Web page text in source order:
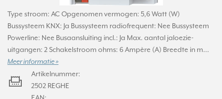
Type stroom: AC Opgenomen vermogen: 5,6 Watt (W)
Bussysteem KNX: Ja Bussysteem radiofrequent: Nee Bussysteem
Powerline: Nee Busaansluiting incl.: Ja Max. aantal jaloezie-
uitgangen: 2 Schakelstroom ohms: 6 Ampère (A) Breedte in m...
Meer informatie »
Artikelnummer:
2502 REGHE